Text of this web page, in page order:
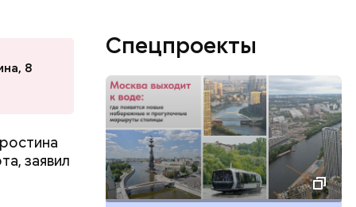
День тульского пряника и
День сидения на
подоконниках: какие
День
и
8
заявил
Спецпроекты